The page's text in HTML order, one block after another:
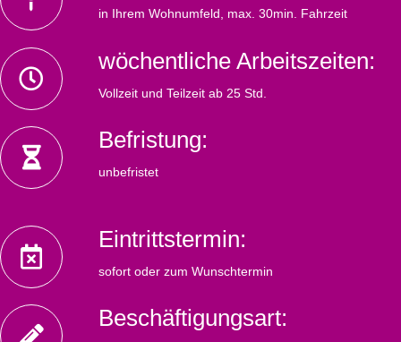
in Ihrem Wohnumfeld, max. 30min. Fahrzeit
wöchentliche Arbeitszeiten:
Vollzeit und Teilzeit ab 25 Std.
Befristung:
unbefristet
Eintrittstermin:
sofort oder zum Wunschtermin
Beschäftigungsart: